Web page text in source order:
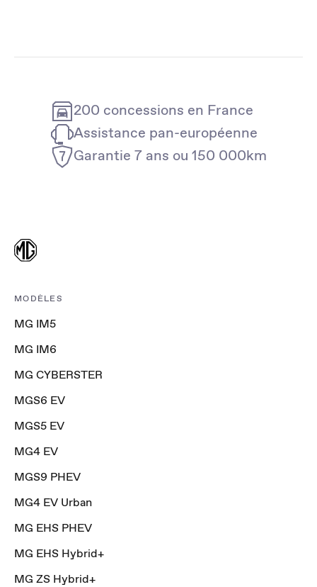
200 concessions en France
Assistance pan-européenne
Garantie 7 ans ou 150 000km
MODÈLES
MG IM5
MG IM6
MG CYBERSTER
MGS6 EV
MGS5 EV
MG4 EV
MGS9 PHEV
MG4 EV Urban
MG EHS PHEV
MG EHS Hybrid+
MG ZS Hybrid+